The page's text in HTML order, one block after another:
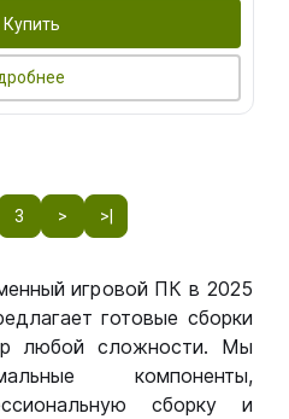
Купить
3 > >|
игровой ПК в 2025
готовые сборки
любой сложности. Мы
компоненты,
сборку и